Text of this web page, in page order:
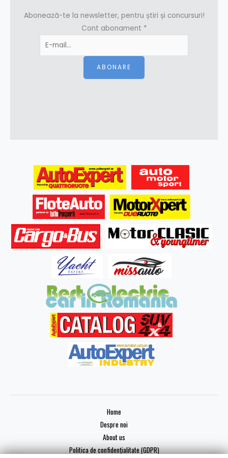
Abonează-te la newsletter, pentru știri și concursuri!
Cont abonament *
ABONARE
Home
Despre noi
About us
Politica de confidențialitate (GDPR)